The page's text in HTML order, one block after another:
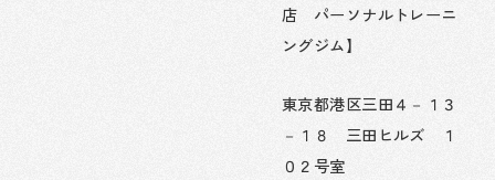
店 パーソナルトレーニ
ングジム】
東京都港区三田４－１３
－１８ 三田ヒルズ １
０２号室